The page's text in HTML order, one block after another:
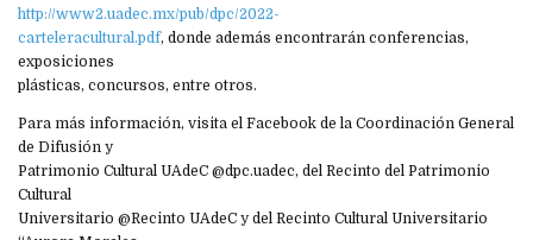
http://www2.uadec.mx/pub/dpc/2022-
carteleracultural.pdf, donde además encontrarán conferencias,
exposiciones
plásticas, concursos, entre otros.
Para más información, visita el Facebook de la Coordinación General
de Difusión y
Patrimonio Cultural UAdeC @dpc.uadec, del Recinto del Patrimonio
Cultural
Universitario @Recinto UAdeC y del Recinto Cultural Universitario